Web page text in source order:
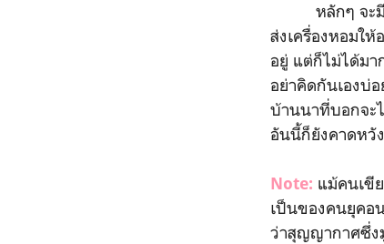
หลักๆ จะมีปร
ส่งเครื่องหอมใ
อยู่ แต่ก็ไม่ได้มา
อย่าคิดกันเองบ่
บ้านนาที่บอกจะ
อันนี้ก็ยังคาดหวั
Note: แม้คนเขี
เป็นของคนยุคอ
ว่าสุญญากาศซึ่ง